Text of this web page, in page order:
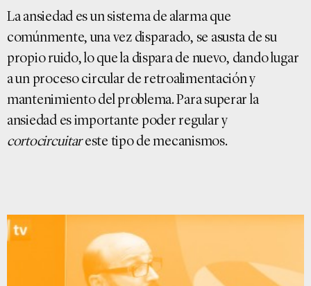
La ansiedad es un sistema de alarma que
comúnmente, una vez disparado, se asusta de su
propio ruido, lo que la dispara de nuevo, dando lugar
a un proceso circular de retroalimentación y
mantenimiento del problema. Para superar la
ansiedad es importante poder regular y
cortocircuitareste tipo de mecanismos.